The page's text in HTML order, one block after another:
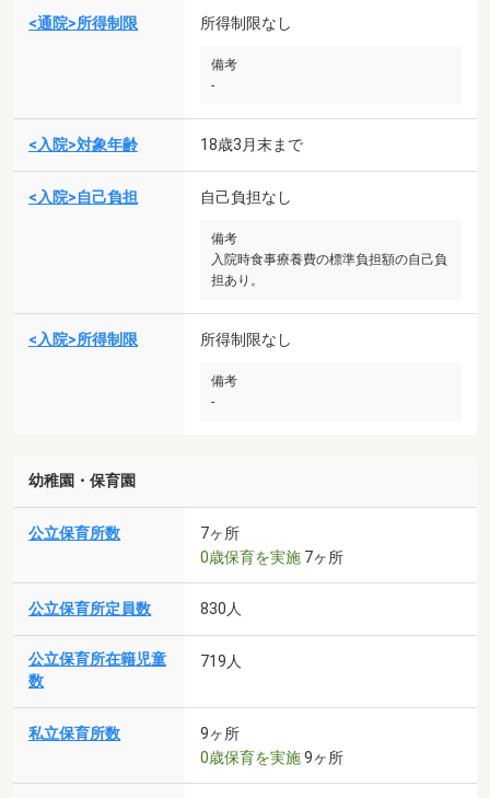
<通院>所得制限 所得制限なし
備考
-
<入院>対象年齢 18歳3月末まで
<入院>自己負担 自己負担なし
備考
入院時食事療養費の標準負担額の自己負
担あり。
<入院>所得制限 所得制限なし
備考
-
幼稚園・保育園
公立保育所数
7ヶ所
0歳保育を実施 7ヶ所
公立保育所定員数 830人
公立保育所在籍児童
数
719人
私立保育所数
9ヶ所
0歳保育を実施9ヶ所